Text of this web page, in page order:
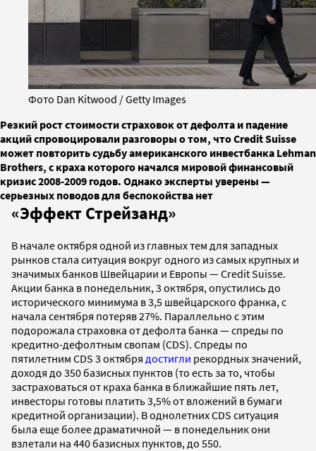
Фото Dan Kitwood / Getty Images
Резкий рост стоимости страховок от дефолта и падение
акций спровоцировали разговоры о том, что Credit Suisse
может повторить судьбу американского инвестбанка Lehman
Brothers, c краха которого начался мировой финансовый
кризис 2008-2009 годов. Однако эксперты уверены —
серьезных поводов для беспокойства нет
«Эффект Стрейзанд»
В начале октября одной из главных тем для западных
рынков стала ситуация вокруг одного из самых крупных и
значимых банков Швейцарии и Европы — Credit Suisse.
Акции банка в понедельник, 3 октября, опустились до
исторического минимума в 3,5 швейцарского франка, с
начала сентября потеряв 27%. Параллельно с этим
подорожала страховка от дефолта банка — спреды по
кредитно-дефолтным свопам (CDS). Спреды по
пятилетним CDS 3 октября достигли рекордных значений,
доходя до 350 базисных пунктов (то есть за то, чтобы
застраховаться от краха банка в ближайшие пять лет,
инвесторы готовы платить 3,5% от вложений в бумаги
кредитной организации). В однолетних CDS ситуация
была еще более драматичной — в понедельник они
взлетали на 440 базисных пунктов, до 550.